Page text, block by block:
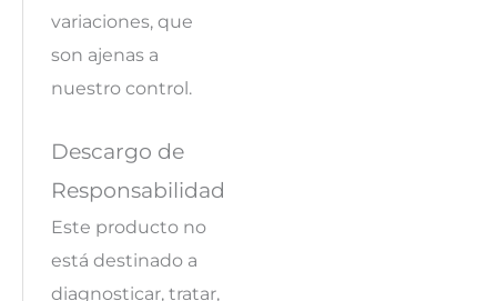
variaciones, que
son ajenas a
nuestro control.
Descargo de
Responsabilidad
Este producto no
está destinado a
diagnosticar, tratar,